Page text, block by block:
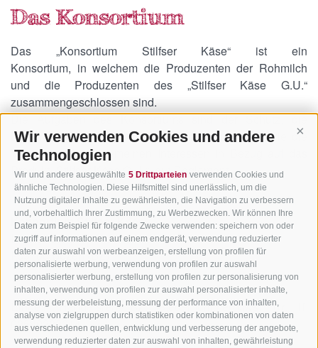
Wir verwenden Cookies und andere
Technologien
Wir und andere ausgewählte 5 Drittparteien verwenden Cookies und
ähnliche Technologien. Diese Hilfsmittel sind unerlässlich, um die
Nutzung digitaler Inhalte zu gewährleisten, die Navigation zu verbessern
und, vorbehaltlich Ihrer Zustimmung, zu Werbezwecken. Wir können Ihre
Daten zum Beispiel für folgende Zwecke verwenden: speichern von oder
zugriff auf informationen auf einem endgerät, verwendung reduzierter
daten zur auswahl von werbeanzeigen, erstellung von profilen für
personalisierte werbung, verwendung von profilen zur auswahl
personalisierter werbung, erstellung von profilen zur personalisierung von
inhalten, verwendung von profilen zur auswahl personalisierter inhalte,
messung der werbeleistung, messung der performance von inhalten,
analyse von zielgruppen durch statistiken oder kombinationen von daten
aus verschiedenen quellen, entwicklung und verbesserung der angebote,
verwendung reduzierter daten zur auswahl von inhalten, gewährleistung
Stilfser g.U.
Das Produkt
Das Konsortium
Rezepte
News & Events
Kontakt
Das „Konsortium Stilfser Käse“ ist ein
Konsortium, in welchem die Produzenten der Rohmilch
und die Produzenten des „Stilfser Käse G.U.“
zusammengeschlossen sind.
Die Aufgaben des Konsortiums sind der Schutz, die
Bewerbung, die Information der Konsumenten sowie die
Vertretung der allgemeinen Interessen in Bezug auf das
Produkt „Stilfser Käse G.U.“ laut Reglement.
Konsortium Stilfser Käse
Innsbruckerstr. 43
I-39100 Bozen (BZ)
Eingetr. Handelsreg. BZ, Steuernummer/Mwst. Nr. IT
02580220214